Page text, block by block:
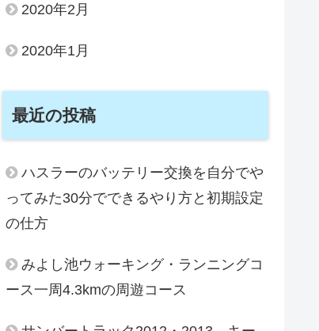
2020年2月
2020年1月
最近の投稿
ハスラーのバッテリー交換を自分でや
ってみた30分でできるやり方と初期設定
の仕方
みよし池ウォーキング・ランニングコ
ース一周4.3kmの周遊コース